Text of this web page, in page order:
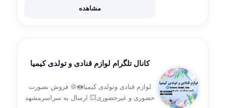
#TABLET #COMPONENT ____ website:
مشاهده
کانال تلگرام لوازم قنادی و تولدی کیمیا
لوازم قنادی وتولدی کیمیا🍩🍪 فروش بصورت
حضوری و غیرحضوری💥 ارسال به سراسرمشهد